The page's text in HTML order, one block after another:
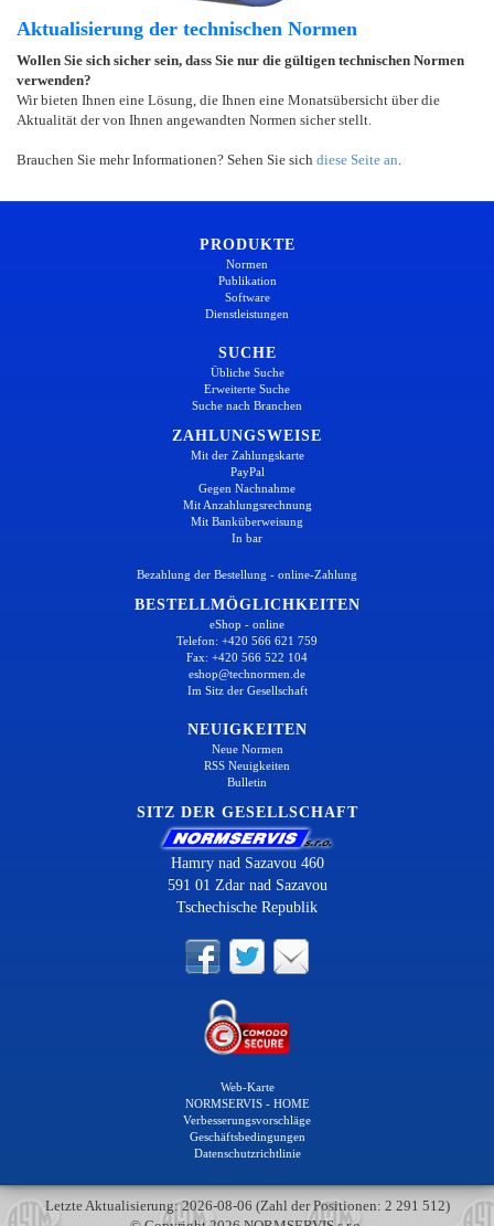
Aktualisierung der technischen Normen
Wollen Sie sich sicher sein, dass Sie nur die gültigen technischen Normen
verwenden?
Wir bieten Ihnen eine Lösung, die Ihnen eine Monatsübersicht über die
Aktualität der von Ihnen angewandten Normen sicher stellt.
Brauchen Sie mehr Informationen? Sehen Sie sich diese Seite an
PRODUKTE
Normen
Publikation
Software
Dienstleistungen
SUCHE
Übliche Suche
Erweiterte Suche
Suche nach Branchen
ZAHLUNGSWEISE
Mit der Zahlungskarte
PayPal
Gegen Nachnahme
Mit Anzahlungsrechnung
Mit Banküberweisung
In bar
Bezahlung der Bestellung - online-Zahlung
BESTELLMÖGLICHKEITEN
eShop - online
Telefon: +420 566 621 759
Fax: +420 566 522 104
eshop@technormen.de
Im Sitz der Gesellschaft
NEUIGKEITEN
Neue Normen
RSS Neuigkeiten
Bulletin
SITZ DER GESELLSCHAFT
Hamry nad Sazavou 460
591 01 Zdar nad Sazavou
Tschechische Republik
Web-Karte
NORMSERVIS - HOME
Verbesserungsvorschläge
Geschäftsbedingungen
Datenschutzrichtlinie
Letzte Aktualisierung: 2026-08-06 (Zahl der Positionen: 2 291 512)